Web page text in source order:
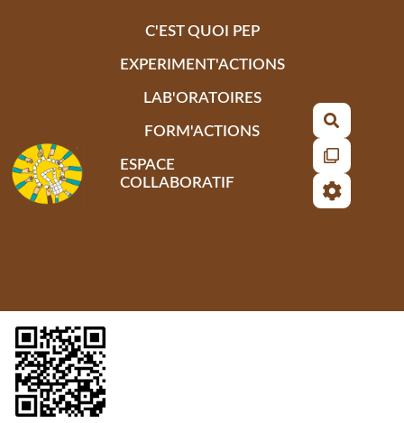
C'EST QUOI PEP
EXPERIMENT'ACTIONS
LAB'ORATOIRES
FORM'ACTIONS
ESPACE
COLLABORATIF